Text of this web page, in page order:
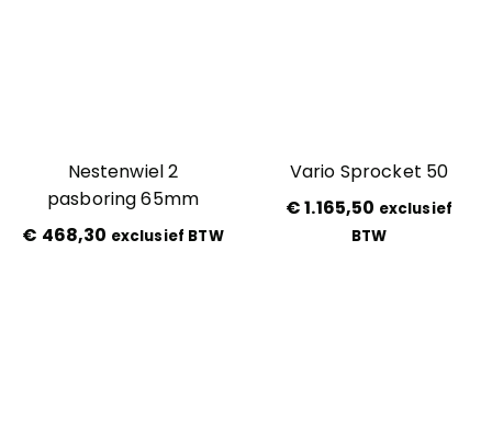
Nestenwiel 2
pasboring 65mm
€ 468,30 exclusief BTW
Vario Sprocket 50
€1.165,50 exclusief
BTW